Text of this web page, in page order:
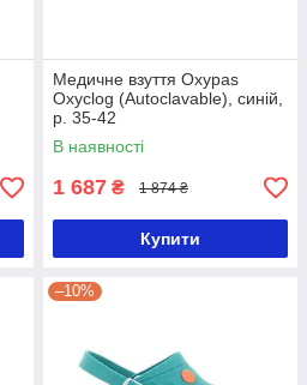
Медичне взуття Oxypas
Oxyclog (Autoclavable), синій,
р. 35-42
В наявності
1 687 ₴ 1 874 ₴
Купити
–10%